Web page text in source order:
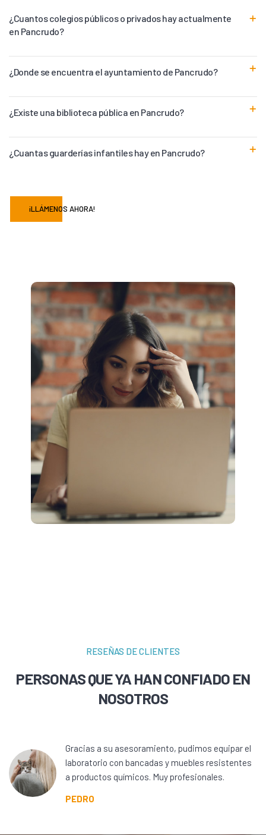
¿Cuantos colegios públicos o privados hay actualmente
en Pancrudo?
¿Donde se encuentra el ayuntamiento de Pancrudo?
¿Existe una biblioteca pública en Pancrudo?
¿Cuantas guarderías infantiles hay en Pancrudo?
¡LLÁMENOS AHORA!
RESEÑAS DE CLIENTES
PERSONAS QUE YA HAN CONFIADO EN
NOSOTROS
Gracias a su asesoramiento, pudimos equipar el
laboratorio con bancadas y muebles resistentes
a productos químicos. Muy profesionales.
PEDRO